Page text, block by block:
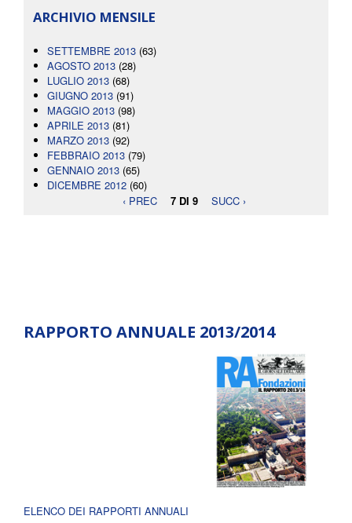
ARCHIVIO MENSILE
SETTEMBRE 2013 (63)
AGOSTO 2013 (28)
LUGLIO 2013 (68)
GIUGNO 2013 (91)
MAGGIO 2013 (98)
APRILE 2013 (81)
MARZO 2013 (92)
FEBBRAIO 2013 (79)
GENNAIO 2013 (65)
DICEMBRE 2012 (60)
‹ PREC
7 DI 9 SUCC ›
RAPPORTO ANNUALE 2013/2014
ELENCO DEI RAPPORTI ANNUALI